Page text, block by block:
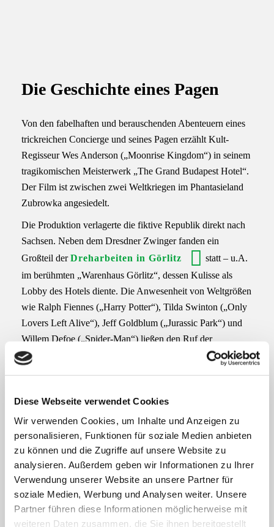
Diese Webseite verwendet Cookies
Wir verwenden Cookies, um Inhalte und Anzeigen zu
personalisieren, Funktionen für soziale Medien anbieten
zu können und die Zugriffe auf unsere Website zu
analysieren. Außerdem geben wir Informationen zu Ihrer
Verwendung unserer Website an unsere Partner für
soziale Medien, Werbung und Analysen weiter. Unsere
Partner führen diese Informationen möglicherweise mit
weiteren Daten zusammen, die Sie ihnen bereitgestellt
Die Geschichte eines Pagen
Von den fabelhaften und berauschenden Abenteuern eines
trickreichen Concierge und seines Pagen erzählt Kult-
Regisseur Wes Anderson („Moonrise Kingdom“) in seinem
tragikomischen Meisterwerk „The Grand Budapest Hotel“.
Der Film ist zwischen zwei Weltkriegen im Phantasieland
Zubrowka angesiedelt.
Die Produktion verlagerte die fiktive Republik direkt nach
Sachsen. Neben dem Dresdner Zwinger fanden ein
Großteil derDreharbeiten in Görlitz
statt – u.A.
im berühmten „Warenhaus Görlitz“, dessen Kulisse als
Lobby des Hotels diente. Die Anwesenheit von Weltgrößen
wie Ralph Fiennes („Harry Potter“), Tilda Swinton („Only
Lovers Left Alive“), Jeff Goldblum („Jurassic Park“) und
Willem Defoe („Spider-Man“) ließen den Ruf der
Europastadt als „Görliwood“ gerecht werden.
Eine ungewöhnliche Beziehung
Die mitreißende und emotionale Geschichte einer
ungewöhnlichen Beziehung zwischen einem Jugendlichen
und einer zwanzig Jahre älteren Frau: Die Verfilmung des